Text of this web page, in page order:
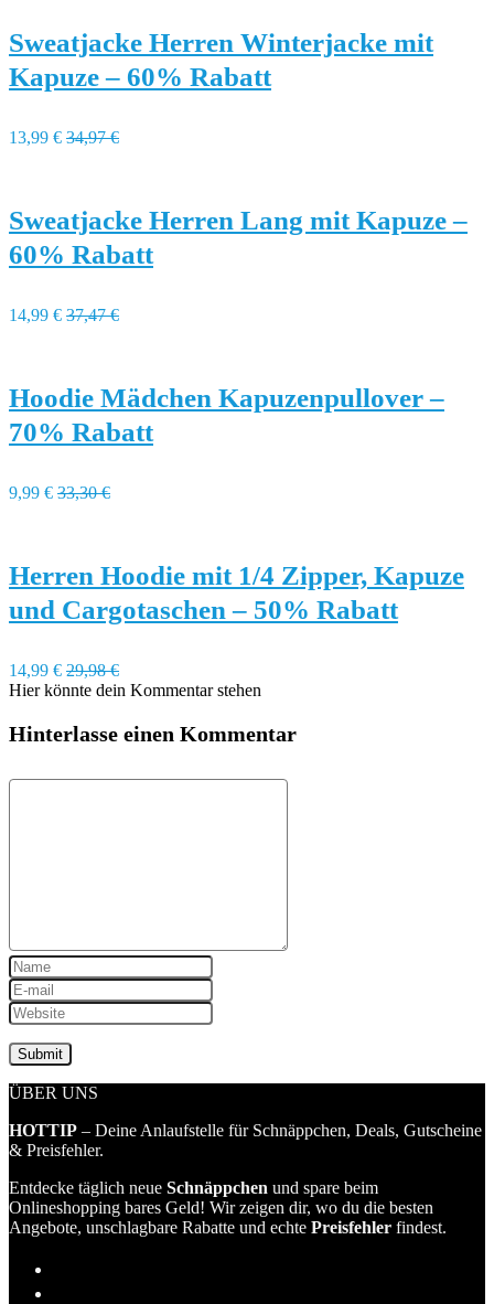
Sweatjacke Herren Winterjacke mit
Kapuze – 60% Rabatt
13,99 € 34,97 €
Sweatjacke Herren Lang mit Kapuze –
60% Rabatt
14,99 € 37,47 €
Hoodie Mädchen Kapuzenpullover –
70% Rabatt
9,99 € 33,30 €
Herren Hoodie mit 1/4 Zipper, Kapuze
und Cargotaschen – 50% Rabatt
14,99 € 29,98 €
Hier könnte dein Kommentar stehen
Hinterlasse einen Kommentar
ÜBER UNS
HOTTIP – Deine Anlaufstelle für Schnäppchen, Deals, Gutscheine
& Preisfehler.
Entdecke täglich neue Schnäppchen und spare beim
Onlineshopping bares Geld! Wir zeigen dir, wo du die besten
Angebote, unschlagbare Rabatte und echte Preisfehler findest.